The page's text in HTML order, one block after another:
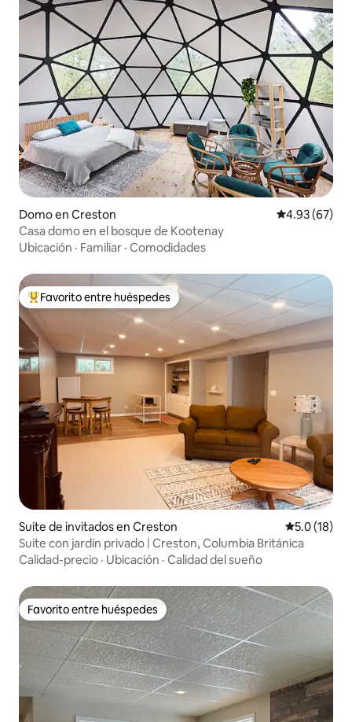
Domo en Creston Calificación
4.93 (67)
Casa domo en el bosque de Kootenay
Ubicación · Familiar · Comodidades
Favorito entre huéspedes preferido
Favorito entre huéspedes
Suite de invitados en Creston Calificación
5.0 (18)
Suite con jardín privado | Creston, Columbia Británica
Calidad-precio · Ubicación · Calidad del sueño
Favorito entre huéspedes
Favorito entre huéspedes